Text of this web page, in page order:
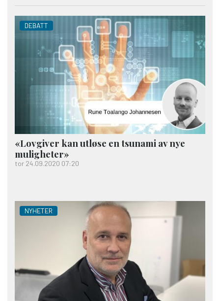
DEBATT
«Lovgiver kan utløse en tsunami av nye
muligheter»
tor 24.09.2020 07:20
NYHETER